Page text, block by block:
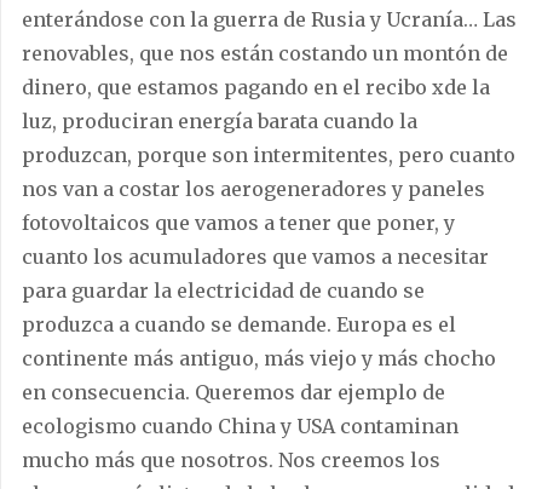
enterándose con la guerra de Rusia y Ucranía… Las
renovables, que nos están costando un montón de
dinero, que estamos pagando en el recibo xde la
luz, produciran energía barata cuando la
produzcan, porque son intermitentes, pero cuanto
nos van a costar los aerogeneradores y paneles
fotovoltaicos que vamos a tener que poner, y
cuanto los acumuladores que vamos a necesitar
para guardar la electricidad de cuando se
produzca a cuando se demande. Europa es el
continente más antiguo, más viejo y más chocho
en consecuencia. Queremos dar ejemplo de
ecologismo cuando China y USA contaminan
mucho más que nosotros. Nos creemos los